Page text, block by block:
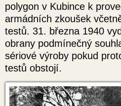
polygon v Kubince k
armádních zkoušek
testů. 31. března 1940
obrany podmínečný
sériové výroby pokud
testů obstojí.